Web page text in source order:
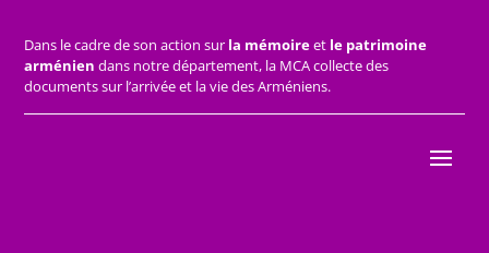
Dans le cadre de son action sur la mémoireet le patrimoine
arménien dans notre département, la MCA collecte des
documents sur l’arrivée et la vie des Arméniens.